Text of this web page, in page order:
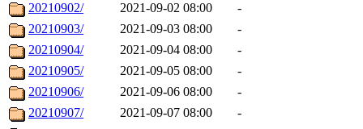
20210902/
2021-09-02 08:00
-
20210903/
2021-09-03 08:00
-
20210904/
2021-09-04 08:00
-
20210905/
2021-09-05 08:00
-
20210906/
2021-09-06 08:00
-
20210907/
2021-09-07 08:00
-